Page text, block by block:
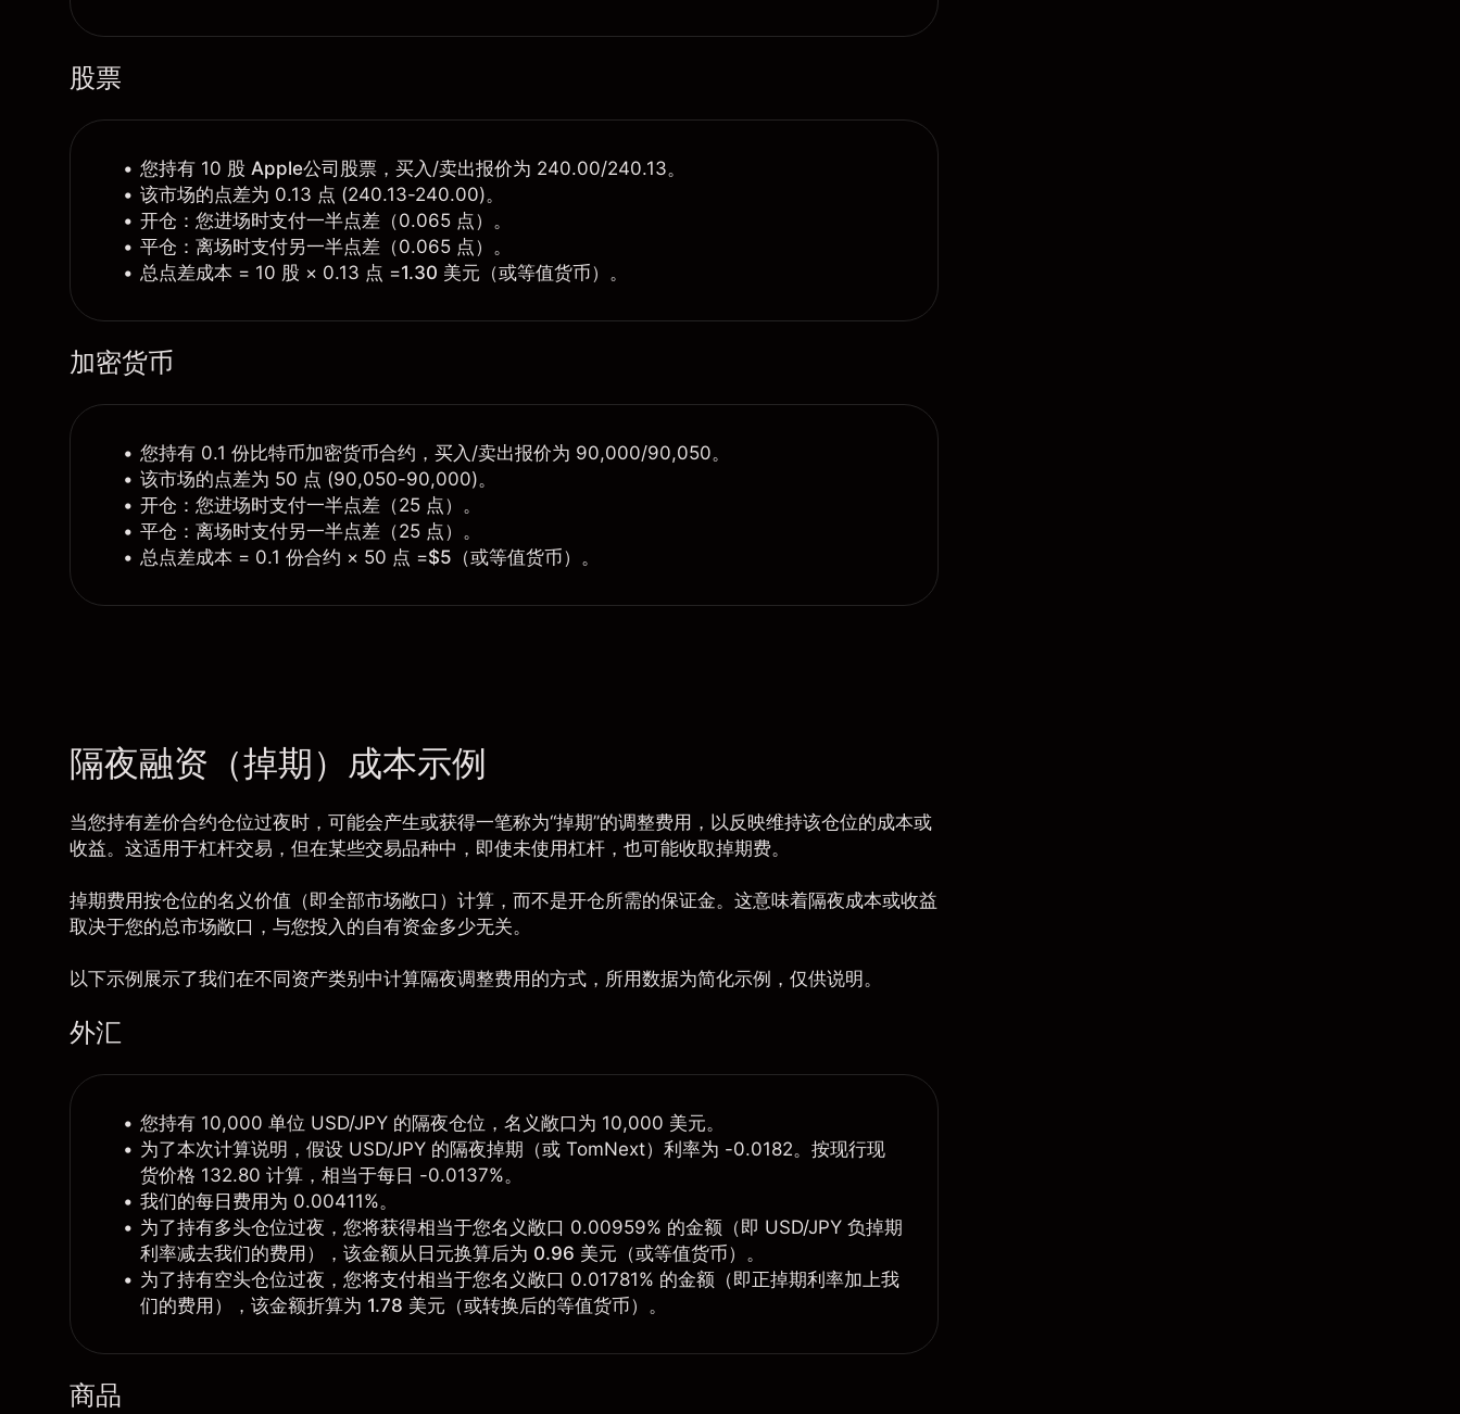
股票
您持有 10 股 Apple公司股票，买入/卖出报价为 240.00/240.13。
该市场的点差为 0.13 点 (240.13-240.00)。
开仓：您进场时支付一半点差（0.065 点）。
平仓：离场时支付另一半点差（0.065 点）。
总点差成本 = 10 股 × 0.13 点 =1.30 美元 （或等值货币）。
加密货币
您持有 0.1 份比特币加密货币合约，买入/卖出报价为 90,000/90,050。
该市场的点差为 50 点 (90,050-90,000)。
开仓：您进场时支付一半点差（25 点）。
平仓：离场时支付另一半点差（25 点）。
总点差成本 = 0.1 份合约 × 50 点 =$5 （或等值货币）。
隔夜融资（掉期）成本示例
当您持有差价合约仓位过夜时，可能会产生或获得一笔称为“掉期”的调整费用，以反映维持该仓位的成本或
收益。这适用于杠杆交易，但在某些交易品种中，即使未使用杠杆，也可能收取掉期费。
掉期费用按仓位的名义价值（即全部市场敞口）计算，而不是开仓所需的保证金。这意味着隔夜成本或收益
取决于您的总市场敞口，与您投入的自有资金多少无关。
以下示例展示了我们在不同资产类别中计算隔夜调整费用的方式，所用数据为简化示例，仅供说明。
外汇
您持有 10,000 单位 USD/JPY 的隔夜仓位，名义敞口为 10,000 美元。
为了本次计算说明，假设 USD/JPY 的隔夜掉期（或 TomNext）利率为 -0.0182。按现行现
货价格 132.80 计算，相当于每日 -0.0137%。
我们的每日费用为 0.00411%。
为了持有多头仓位过夜，您将获得相当于您名义敞口 0.00959% 的金额（即 USD/JPY 负掉期
利率减去我们的费用），该金额从日元换算后为 0.96 美元 （或等值货币）。
为了持有空头仓位过夜，您将支付相当于您名义敞口 0.01781% 的金额（即正掉期利率加上我
们的费用），该金额折算为 1.78 美元 （或转换后的等值货币）。
商品